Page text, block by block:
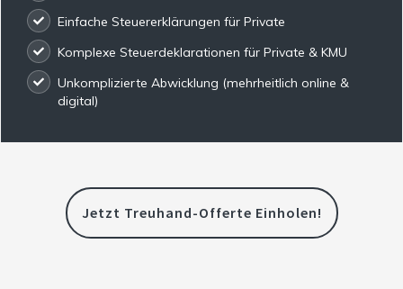
Einfache Steuererklärungen für Private
Komplexe Steuerdeklarationen für Private & KMU
Unkomplizierte Abwicklung (mehrheitlich online &
digital)
Jetzt Treuhand-Offerte Einholen!